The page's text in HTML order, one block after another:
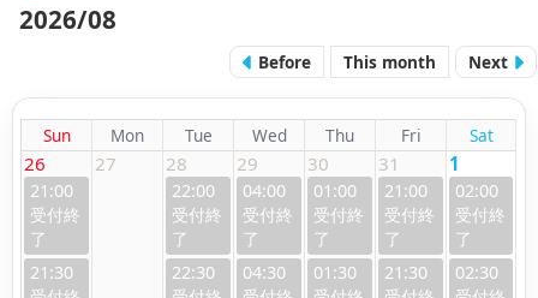
2026/08
Before This month Next
Sun Mon Tue Wed Thu Fri Sat
26
21:00
21:30
27 28
22:00
22:30
29
04:00
04:30
30
01:00
01:30
31
21:00
21:30
1
02:00
02:30